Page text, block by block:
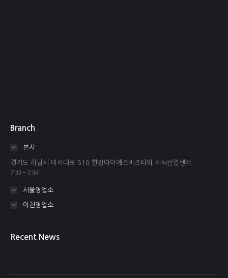
Branch
본사
경기도 하남시 미사대로 510 한강아이에스비즈타워 지식산업센터
732~734
서울영업소
이천영업소
Recent News